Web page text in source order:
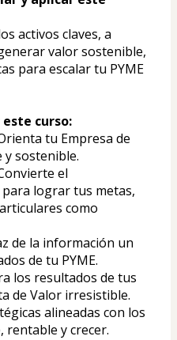
activos claves, a
valor sostenible,
para escalar tu PYME
curso:
tu Empresa de
sostenible.
el
lograr tus metas,
como
de la información un
de tu PYME.
los resultados de tus
de Valor irresistible.
alineadas con los
rentable y crecer.